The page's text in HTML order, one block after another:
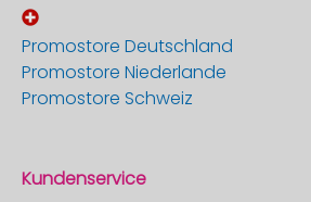
Promostore Deutschland
Promostore Niederlande
Promostore Schweiz
Kundenservice